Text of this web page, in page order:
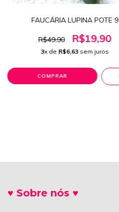
FAUCÁRIA LUPINA POTE 9
R$49,90 R$19,90
3x de R$6,63sem juros
♥ Sobre nós ♥